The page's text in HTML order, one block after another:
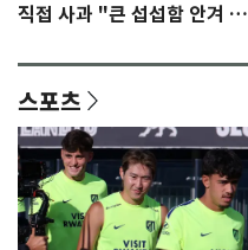
직접 사과 "큰 섭섭함 안겨 미
스포츠